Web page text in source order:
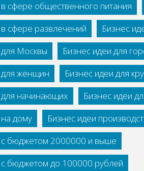
сфере общественного питания
сфере развлечений
Бизнес
Москвы
Бизнес идеи для
для женщин
Бизнес идеи для
для начинающих
Бизнес идеи
дому
Бизнес идеи
с бюджетом 2000000 и выше
с бюджетом до 100000 рублей